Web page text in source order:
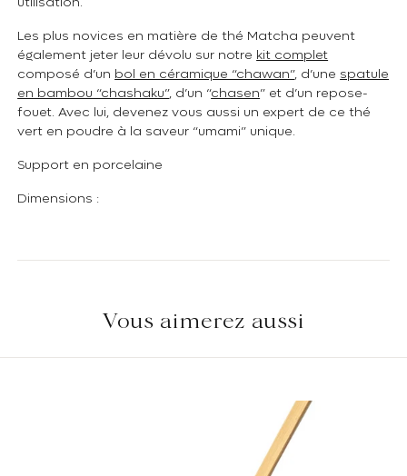
Les plus novices en matière de thé Matcha peuvent
également jeter leur dévolu sur notre kit complet
composé d’un bol en céramique “chawan”, d’une spatule
en bambou “chashaku”, d’un “chasen” et d’un repose-
fouet. Avec lui, devenez vous aussi un expert de ce thé
vert en poudre à la saveur “umami” unique.
Support en porcelaine
Dimensions :
Vous aimerez aussi